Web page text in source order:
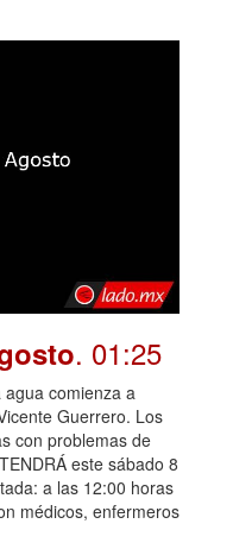
. 01:25
comienza a
Guerrero. Los
con problemas de
este sábado 8
a las 12:00 horas
médicos, enfermeros